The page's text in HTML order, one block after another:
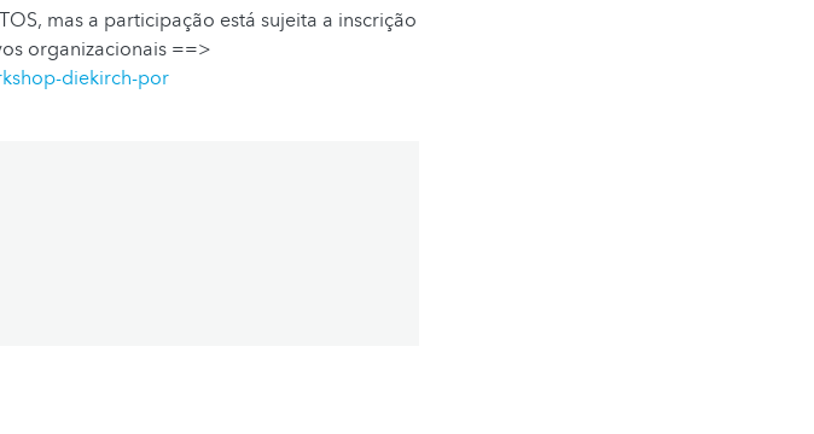
mas a participação está sujeita a inscrição
organizacionais ==>
diekirch-por